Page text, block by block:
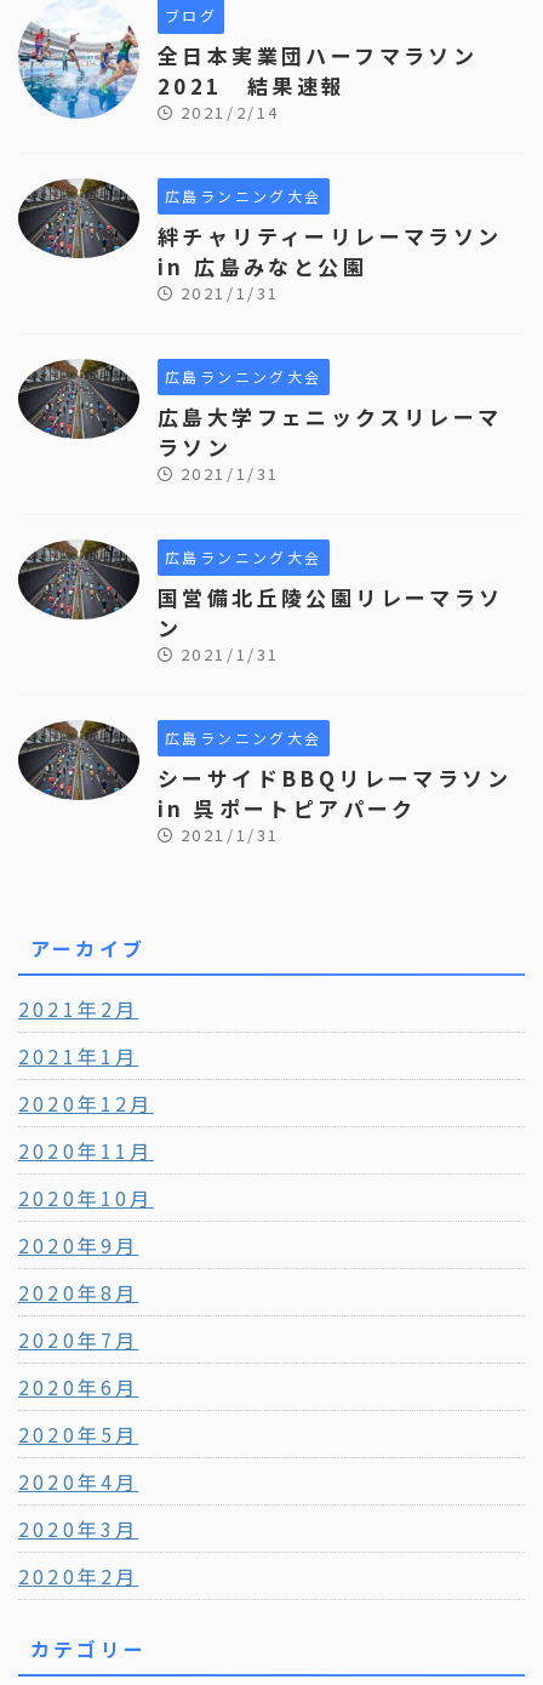
ブログ
全日本実業団ハーフマラソン
2021 結果速報
2021/2/14
広島ランニング大会
絆チャリティーリレーマラソン
in 広島みなと公園
2021/1/31
広島ランニング大会
広島大学フェニックスリレーマ
ラソン
2021/1/31
広島ランニング大会
国営備北丘陵公園リレーマラソ
ン
2021/1/31
広島ランニング大会
シーサイドBBQリレーマラソン
in 呉ポートピアパーク
2021/1/31
アーカイブ
2021年2月
2021年1月
2020年12月
2020年11月
2020年10月
2020年9月
2020年8月
2020年7月
2020年6月
2020年5月
2020年4月
2020年3月
2020年2月
カテゴリー